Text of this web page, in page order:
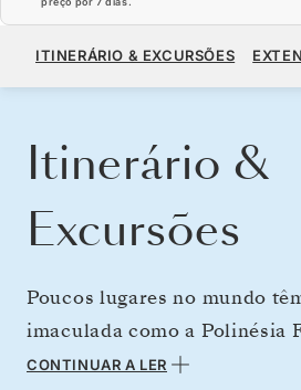
A PARTIR DE US$
ITINERÁRIO & EXCURSÕES
Itinerário &
Excursões
Poucos lugares no mundo
imaculada como a Polinésia
picos vulcânicos emergem
CONTINUAR A LER